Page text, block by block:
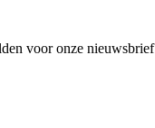
voor onze nieuwsbrief